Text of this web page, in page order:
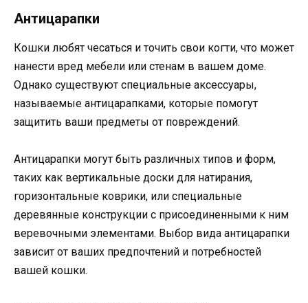
Антицарапки
Кошки любят чесаться и точить свои когти, что может
нанести вред мебели или стенам в вашем доме.
Однако существуют специальные аксессуары,
называемые антицарапками, которые помогут
защитить ваши предметы от повреждений.
Антицарапки могут быть различных типов и форм,
таких как вертикальные доски для натирания,
горизонтальные коврики, или специальные
деревянные конструкции с присоединенными к ним
веревочными элементами. Выбор вида антицарапки
зависит от ваших предпочтений и потребностей
вашей кошки.